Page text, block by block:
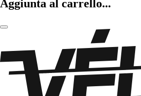
Aggiunta al carrello...